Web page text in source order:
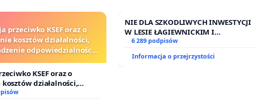
przeciwko KSEF oraz o
kosztów działalności,
odpowiedzialności
i sędziów
KSEF oraz o
działalności,
odpowiedzialności
NIE DLA SZKODLIWYCH INWESTYCJI
W LESIE ŁAGIEWNICKIM I
ARTURÓWKU
6 289 podpisów
Informacja o przejrzystości